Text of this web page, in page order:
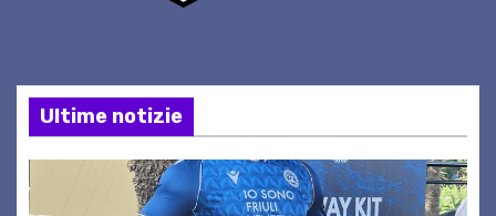
Ultime notizie